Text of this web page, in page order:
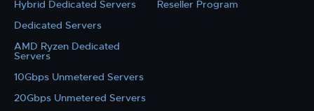
Hybrid Dedicated Servers
Dedicated Servers
AMD Ryzen Dedicated
Servers
10Gbps Unmetered Servers
20Gbps Unmetered Servers
Reseller Program